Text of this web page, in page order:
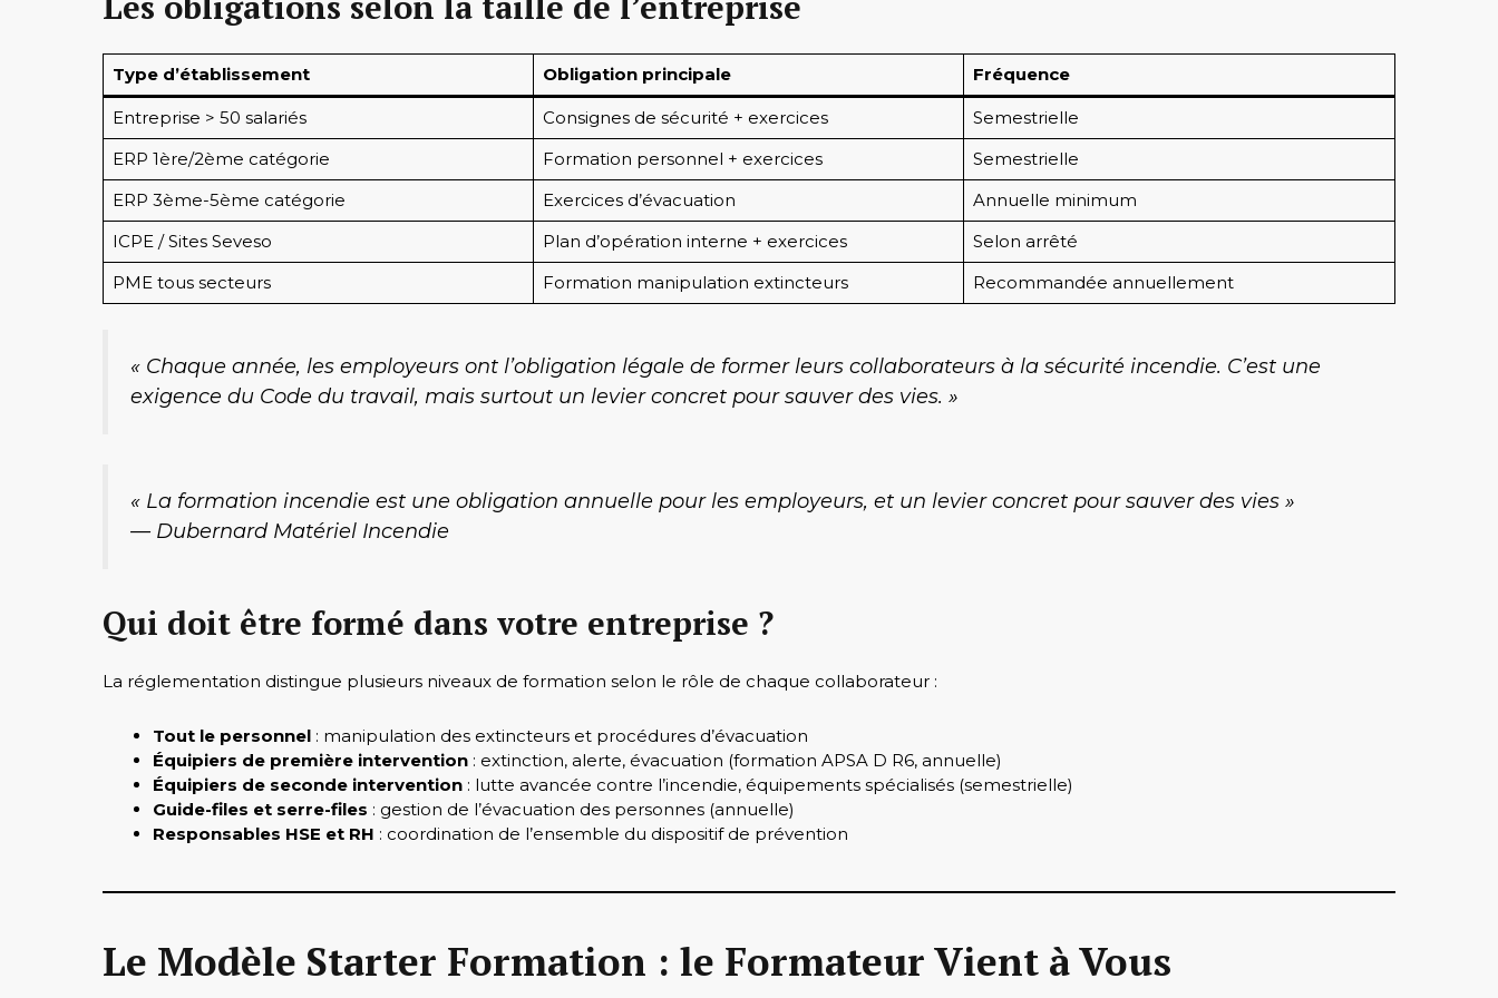
Type d’établissement Obligation principale Fréquence
Entreprise > 50 salariés Consignes de sécurité + exercices
Semestrielle
ERP 1ère/2ème catégorie
Formation personnel + exercices
Semestrielle
ERP 3ème-5ème catégorie
Exercices d’évacuation
Annuelle minimum
ICPE / Sites Seveso
Plan d’opération interne + exercices
Selon arrêté
PME tous secteurs
Formation manipulation extincteurs Recommandée annuellement
« Chaque année, les employeurs ont l’obligation légale de former leurs collaborateurs à la sécurité incendie. C’est une
exigence du Code du travail, mais surtout un levier concret pour sauver des vies. »
« La formation incendie est une obligation annuelle pour les employeurs, et un levier concret pour sauver des vies »
— Dubernard Matériel Incendie
Qui doit être formé dans votre entreprise ?
La réglementation distingue plusieurs niveaux de formation selon le rôle de chaque collaborateur :
Tout le personnel : manipulation des extincteurs et procédures d’évacuation
Équipiers de première intervention : extinction, alerte, évacuation (formation APSA D R6, annuelle)
Équipiers de seconde intervention : lutte avancée contre l’incendie, équipements spécialisés (semestrielle)
Guide-files et serre-files : gestion de l’évacuation des personnes (annuelle)
Responsables HSE et RH : coordination de l’ensemble du dispositif de prévention
Le Modèle Starter Formation : le Formateur Vient à Vous